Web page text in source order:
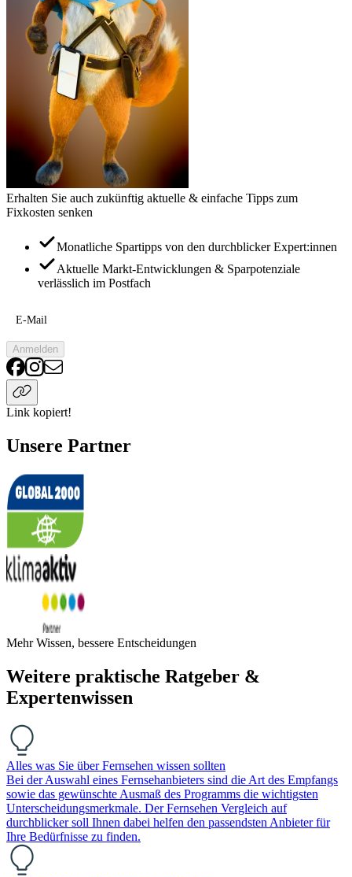
Erhalten Sie auch zukünftig aktuelle & einfache Tipps zum
Fixkosten senken
Monatliche Spartipps von den durchblicker Expert:innen
Aktuelle Markt-Entwicklungen & Sparpotenziale
verlässlich im Postfach
E-Mail
Anmelden
Link kopiert!
Unsere Partner
Mehr Wissen, bessere Entscheidungen
Weitere praktische Ratgeber &
Expertenwissen
Alles was Sie über Fernsehen wissen sollten
Bei der Auswahl eines Fernsehanbieters sind die Art des Empfangs
sowie das gewünschte Ausmaß des Programms die wichtigsten
Unterscheidungsmerkmale. Der Fernsehen Vergleich auf
durchblicker soll Ihnen dabei helfen den passendsten Anbieter für
Ihre Bedürfnisse zu finden.